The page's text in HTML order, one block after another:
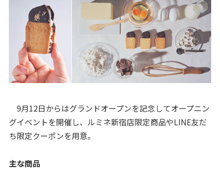
9月12日からはグランドオープンを記念してオープニン
グイベントを開催し、ルミネ新宿店限定商品やLINE友だ
ち限定クーポンを用意。
主な商品